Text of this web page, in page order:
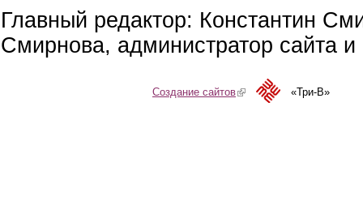
Главный редактор: Константин
Смирнова, администратор сайта
Создание сайтов(link is external)«Три-В»